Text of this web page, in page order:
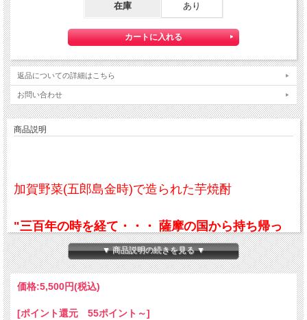
在庫 あり
返品についての詳細はこちら
お問い合わせ
商品説明
加賀野菜(五郎島金時)で造られた芋焼酎
"三百年の時を経て・・・ 薩摩の国から持ち帰っ
た＜種芋＞が、大切に育まれ約三百年。 加賀野菜
『五郎島金時』は、九州・鹿児島へ“里帰り”して
美味しい焼酎になりました。"
▼ 商品説明の続きを見る ▼
価格:5,500円(税込)
[ポイント還元 55ポイント～]